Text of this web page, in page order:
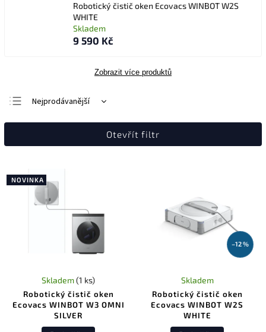
Robotický čistič oken Ecovacs WINBOT W2S
WHITE
Skladem
9 590 Kč
Zobrazit více produktů
Nejprodávanější
Nejlevnější
Otevřít filtr
NOVINKA
Robotický čistič oken
Ecovacs WINBOT W3 OMNI
SILVER
Skladem(1 ks)
–12 %
Robotický čistič oken
Ecovacs WINBOT W2S
WHITE
Skladem